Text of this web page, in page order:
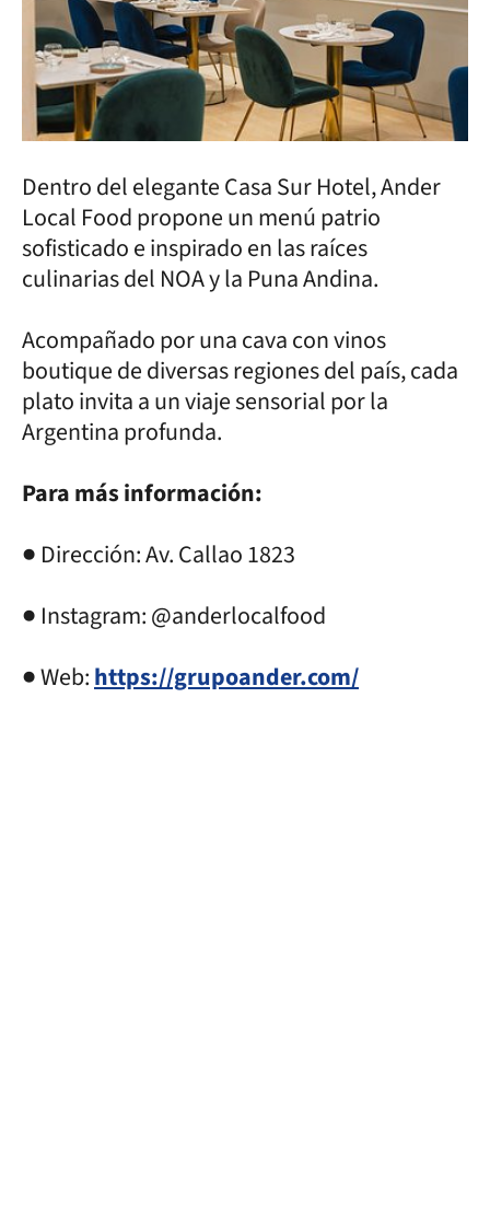
Dentro del elegante Casa Sur Hotel, Ander
Local Food propone un menú patrio
sofisticado e inspirado en las raíces
culinarias del NOA y la Puna Andina.
Acompañado por una cava con vinos
boutique de diversas regiones del país, cada
plato invita a un viaje sensorial por la
Argentina profunda.
Para más información:
● Dirección: Av. Callao 1823
● Instagram: @anderlocalfood
● Web:https://grupoander.com/